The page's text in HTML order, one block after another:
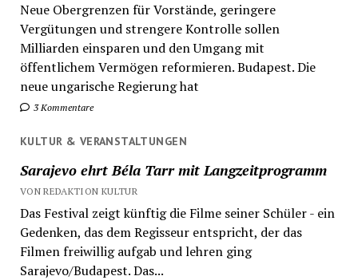
Neue Obergrenzen für Vorstände, geringere
Vergütungen und strengere Kontrolle sollen
Milliarden einsparen und den Umgang mit
öffentlichem Vermögen reformieren. Budapest. Die
neue ungarische Regierung hat
3 Kommentare
KULTUR & VERANSTALTUNGEN
Sarajevo ehrt Béla Tarr mit Langzeitprogramm
VON REDAKTION KULTUR
Das Festival zeigt künftig die Filme seiner Schüler - ein
Gedenken, das dem Regisseur entspricht, der das
Filmen freiwillig aufgab und lehren ging
Sarajevo/Budapest. Das...